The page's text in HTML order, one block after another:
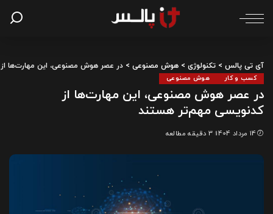
آی تی پالس > تکنولوژی > هوش مصنوعی > در عصر هوش مصنوعی، این مهارت‌ها
کسب و کار هوش مصنوعی
در عصر هوش مصنوعی، این مهارت‌ها از
کدنویسی مهم‌تر هستند
14 مرداد 1404 3 دقیقه مطالعه